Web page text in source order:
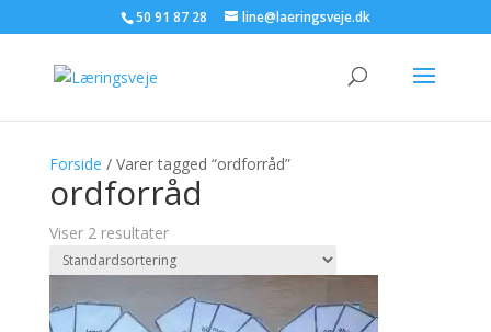
50 91 87 28 line@laeringsveje.dk
Forside / Varer tagged “ordforråd”
ordforråd
Viser 2 resultater